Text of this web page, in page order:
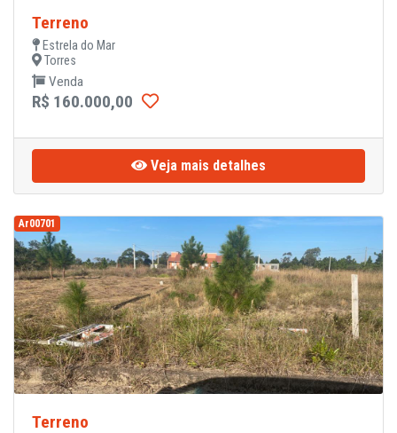
Terreno
Estrela do Mar
Torres
Venda
R$ 160.000,00
Veja mais detalhes
Ar00701
Terreno